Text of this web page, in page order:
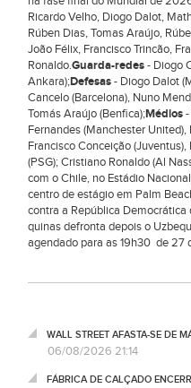
Ricardo Velho, Diogo Dalot,
Rúben Dias, Tomas Araújo,
João Félix, Francisco Trincão,
Ronaldo.Guarda-redes- Diogo
Ankara);Defesas- Diogo Dalot
Cancelo (Barcelona), Nuno
Tomás Araújo (Benfica);Médios
Fernandes (Manchester
Francisco Conceição
(PSG); Cristiano Ronaldo (Al
com o Chile, no Estádio
centro de estágio em Palm
contra a República Democrática
quinas defronta depois o
agendado para as 19h30 de 27
WALL STREET AFASTA-SE DE
06/08/2026 21:14
FÁBRICA DE CALÇADO